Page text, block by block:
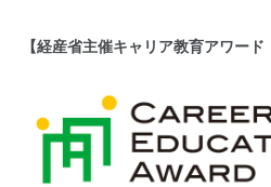
【経産省主催キャリア教育アワー